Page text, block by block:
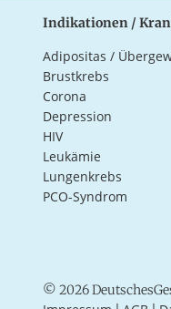
Indikationen /
Adipositas /
Brustkrebs
Corona
Depression
HIV
Leukämie
Lungenkrebs
PCO-Syndrom
© 2026